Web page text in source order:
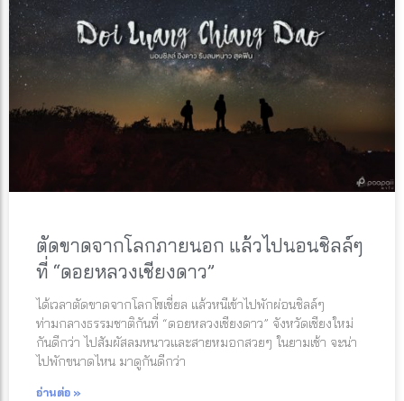
ตัดขาดจากโลกภายนอก แล้วไปนอนชิลล์ๆ
ที่ “ดอยหลวงเชียงดาว”
ได้เวลาตัดขาดจากโลกโซเชี่ยล แล้วหนีเข้าไปพักผ่อนชิลล์ๆ
ท่ามกลางธรรมชาติกันที่ “ดอยหลวงเชียงดาว” จังหวัดเชียงใหม่
กันดีกว่า ไปสัมผัสลมหนาวและสายหมอกสวยๆ ในยามเช้า จะน่า
ไปพักขนาดไหน มาดูกันดีกว่า
อ่านต่อ »